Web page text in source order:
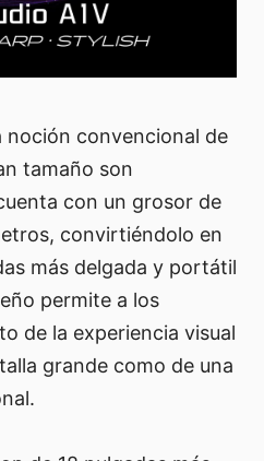
noción convencional de
tamaño son
con un grosor de
convirtiéndolo en
más delgada y portátil
permite a los
de la experiencia visual
grande como de una